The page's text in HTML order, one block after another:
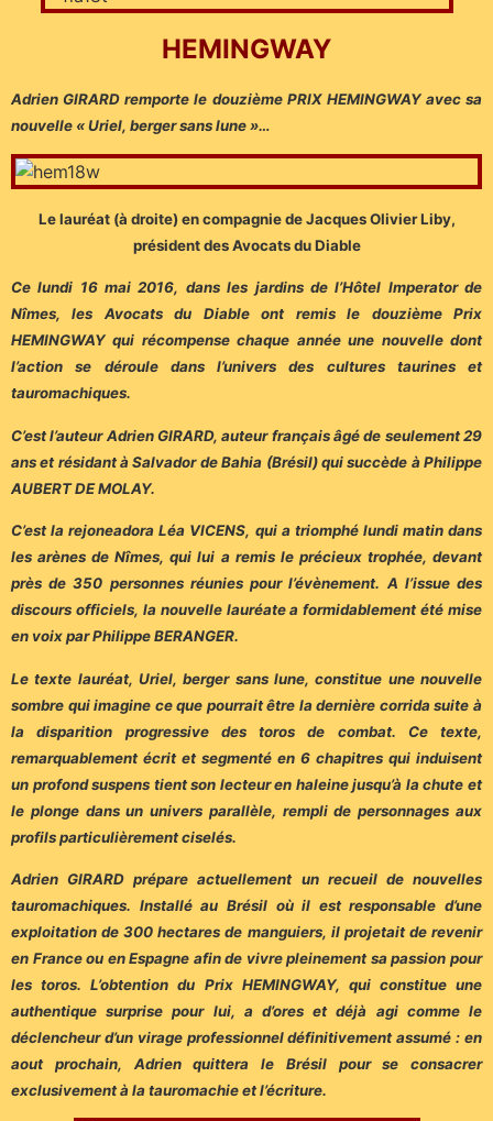
HEMINGWAY
Adrien GIRARD remporte le douzième PRIX HEMINGWAY avec sa
nouvelle « Uriel, berger sans lune »…
Le lauréat (à droite) en compagnie de Jacques Olivier Liby,
président des Avocats du Diable
Ce lundi 16 mai 2016, dans les jardins de l’Hôtel Imperator de
Nîmes, les Avocats du Diable ont remis le douzième Prix
HEMINGWAY qui récompense chaque année une nouvelle dont
l’action se déroule dans l’univers des cultures taurines et
tauromachiques.
C’est l’auteur Adrien GIRARD, auteur français âgé de seulement 29
ans et résidant à Salvador de Bahia (Brésil) qui succède à Philippe
AUBERT DE MOLAY.
C’est la rejoneadora Léa VICENS, qui a triomphé lundi matin dans
les arènes de Nîmes, qui lui a remis le précieux trophée, devant
près de 350 personnes réunies pour l’évènement. A l’issue des
discours officiels, la nouvelle lauréate a formidablement été mise
en voix par Philippe BERANGER.
Le texte lauréat, Uriel, berger sans lune, constitue une nouvelle
sombre qui imagine ce que pourrait être la dernière corrida suite à
la disparition progressive des toros de combat. Ce texte,
remarquablement écrit et segmenté en 6 chapitres qui induisent
un profond suspens tient son lecteur en haleine jusqu’à la chute et
le plonge dans un univers parallèle, rempli de personnages aux
profils particulièrement ciselés.
Adrien GIRARD prépare actuellement un recueil de nouvelles
tauromachiques. Installé au Brésil où il est responsable d’une
exploitation de 300 hectares de manguiers, il projetait de revenir
en France ou en Espagne afin de vivre pleinement sa passion pour
les toros. L’obtention du Prix HEMINGWAY, qui constitue une
authentique surprise pour lui, a d’ores et déjà agi comme le
déclencheur d’un virage professionnel définitivement assumé : en
aout prochain, Adrien quittera le Brésil pour se consacrer
exclusivement à la tauromachie et l’écriture.